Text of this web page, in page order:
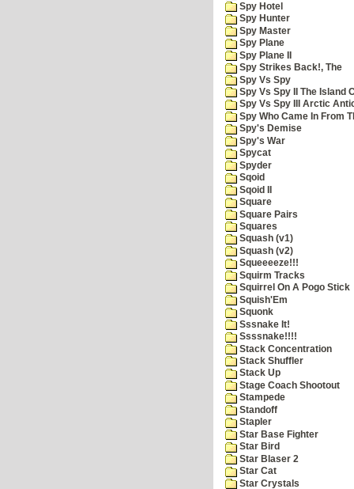
Spy Hotel
Spy Hunter
Spy Master
Spy Plane
Spy Plane II
Spy Strikes Back!, The
Spy Vs Spy
Spy Vs Spy II The Island
Spy Vs Spy III Arctic
Spy Who Came In From
Spy's Demise
Spy's War
Spycat
Spyder
Sqoid
Sqoid II
Square
Square Pairs
Squares
Squash (v1)
Squash (v2)
Squeeeeze!!!
Squirm Tracks
Squirrel On A Pogo Stick
Squish'Em
Squonk
Sssnake It!
Ssssnake!!!!
Stack Concentration
Stack Shuffler
Stack Up
Stage Coach Shootout
Stampede
Standoff
Stapler
Star Base Fighter
Star Bird
Star Blaser 2
Star Cat
Star Crystals